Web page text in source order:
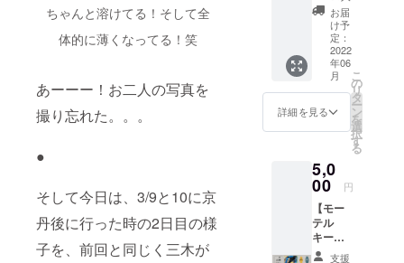
ちゃんと溶けてる！そして全
体的に薄くなってる！笑
あーーー！お二人の写真を
撮り忘れた。。。
●
そして今日は、3/9と10に京
丹後に行った時の2日目の様
子を、前回と同じく三木が
は、耐
候性・
耐水性
がある
素材を
使用し
てお
り、
高級感
を感じ
させて
くれま
す。屋
内・屋
外問わ
玉！？
5/29(日)
に開催
予定の
「軽音
団体合
同フェ
ス@京
丹後
BEATC
に参加
する学
生200名
分の往
復交通
費を学
生たち
お届
け予
定：
2022
年06
月
詳細を見る
こ
の
リ
タ
ー
ン
を
選
択
す
る
5,0
00 円
【モー
テル
キー
セッ支援